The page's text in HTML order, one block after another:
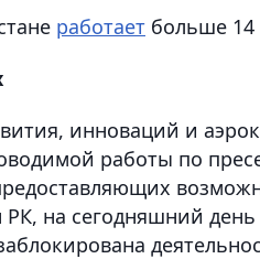
работает больше 14
инноваций и
работы по
на сегодняшний